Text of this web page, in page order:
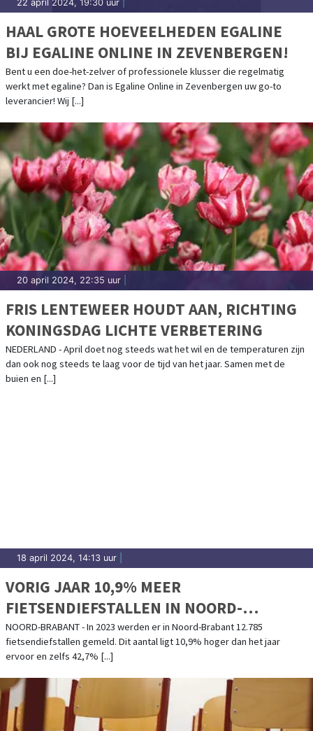
22 april 2024, 19:30 uur
HAAL GROTE HOEVEELHEDEN EGALINE
BIJ EGALINE ONLINE IN ZEVENBERGEN!
Bent u een doe-het-zelver of professionele klusser die regelmatig
werkt met egaline? Dan is Egaline Online in Zevenbergen uw go-to
leverancier! Wij [...]
20 april 2024, 22:35 uur
FRIS LENTEWEER HOUDT AAN, RICHTING
KONINGSDAG LICHTE VERBETERING
NEDERLAND - April doet nog steeds wat het wil en de temperaturen zijn
dan ook nog steeds te laag voor de tijd van het jaar. Samen met de
buien en [...]
18 april 2024, 14:13 uur
VORIG JAAR 10,9% MEER
FIETSENDIEFSTALLEN IN NOORD-
BRABANT
NOORD-BRABANT - In 2023 werden er in Noord-Brabant 12.785
fietsendiefstallen gemeld. Dit aantal ligt 10,9% hoger dan het jaar
ervoor en zelfs 42,7% [...]